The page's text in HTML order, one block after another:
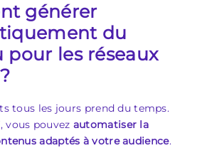
générer
du
pour les réseaux
tous les jours prend du temps.
vous pouvez automatiser la
adaptés à votre audience.